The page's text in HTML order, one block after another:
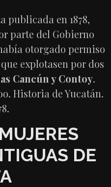
publicada en 1878,
parte del Gobierno
otorgado permiso
explotasen por dos
Cancún y Contoy.
Historia de Yucatán.
DE